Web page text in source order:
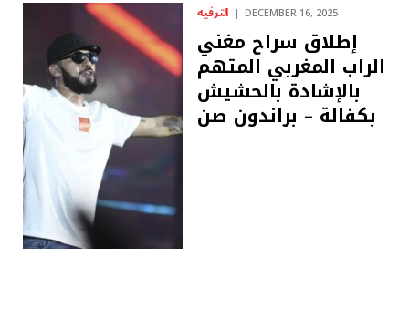
الترفيه DECEMBER 16, 2025
إطلاق سراح مغني
الراب المغربي المتهم
بالإشادة بالحشيش
بكفالة – ​​براندون صن